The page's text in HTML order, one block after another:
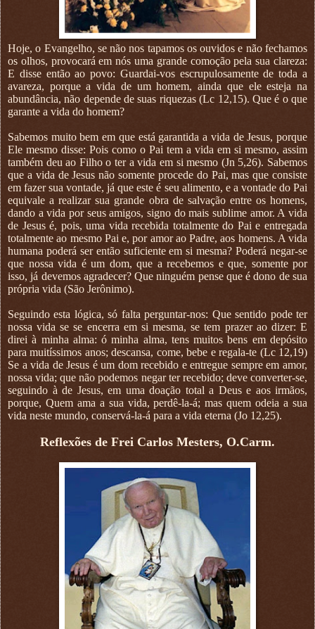
Hoje, o Evangelho, se não nos tapamos os ouvidos e não fechamos
os olhos, provocará em nós uma grande comoção pela sua clareza:
E disse então ao povo: Guardai-vos escrupulosamente de toda a
avareza, porque a vida de um homem, ainda que ele esteja na
abundância, não depende de suas riquezas (Lc 12,15). Que é o que
garante a vida do homem?
Sabemos muito bem em que está garantida a vida de Jesus, porque
Ele mesmo disse: Pois como o Pai tem a vida em si mesmo, assim
também deu ao Filho o ter a vida em si mesmo (Jn 5,26). Sabemos
que a vida de Jesus não somente procede do Pai, mas que consiste
em fazer sua vontade, já que este é seu alimento, e a vontade do Pai
equivale a realizar sua grande obra de salvação entre os homens,
dando a vida por seus amigos, signo do mais sublime amor. A vida
de Jesus é, pois, uma vida recebida totalmente do Pai e entregada
totalmente ao mesmo Pai e, por amor ao Padre, aos homens. A vida
humana poderá ser então suficiente em si mesma? Poderá negar-se
que nossa vida é um dom, que a recebemos e que, somente por
isso, já devemos agradecer? Que ninguém pense que é dono de sua
própria vida (São Jerônimo).
Seguindo esta lógica, só falta perguntar-nos: Que sentido pode ter
nossa vida se se encerra em si mesma, se tem prazer ao dizer: E
direi à minha alma: ó minha alma, tens muitos bens em depósito
para muitíssimos anos; descansa, come, bebe e regala-te (Lc 12,19)
Se a vida de Jesus é um dom recebido e entregue sempre em amor,
nossa vida; que não podemos negar ter recebido; deve converter-se,
seguindo à de Jesus, em uma doação total a Deus e aos irmãos,
porque, Quem ama a sua vida, perdê-la-á; mas quem odeia a sua
vida neste mundo, conservá-la-á para a vida eterna (Jo 12,25).
Reflexões de Frei Carlos Mesters, O.Carm.